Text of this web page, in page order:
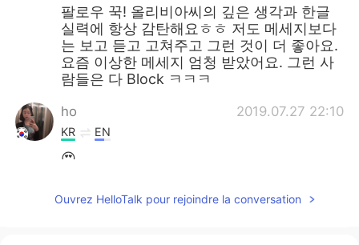
팔로우 꾹! 올리비아씨의 깊은 생각과 한글
실력에 항상 감탄해요ㅎㅎ 저도 메세지보다
는 보고 듣고 고쳐주고 그런 것이 더 좋아요.
요즘 이상한 메세지 엄청 받았어요. 그런 사
람들은 다 Block ㅋㅋㅋ
ho 2019.07.27 22:10
KR EN
😍
Joshua Kim 2019.07.27 22:05
Ouvrez HelloTalk pour rejoindre la conversation